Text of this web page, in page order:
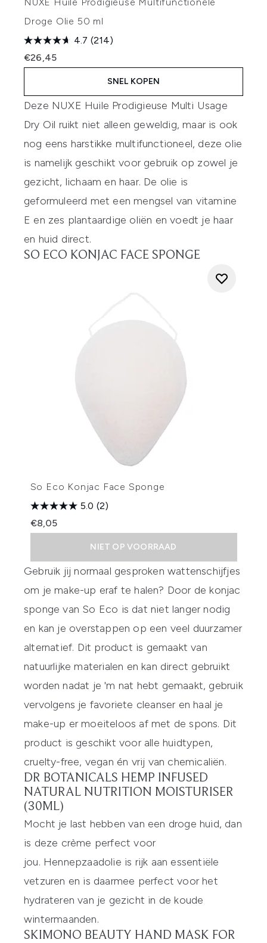
Droge Olie 50 ml
4.7 (214)
€26,45
SNEL KOPEN
Deze NUXE Huile Prodigieuse Multi Usage
Dry Oil ruikt niet alleen geweldig, maar is ook
nog eens harstikke multifunctioneel, deze olie
is namelijk geschikt voor gebruik op zowel je
gezicht, lichaam en haar. De olie is
geformuleerd met een mengsel van vitamine
E en zes plantaardige oliën en voedt je haar
en huid direct.
SO ECO KONJAC FACE SPONGE
So Eco Konjac Face Sponge
5.0 (2)
€8,05
NIET OP VOORRAAD
Gebruik jij normaal gesproken wattenschijfjes
om je make-up eraf te halen? Door de konjac
sponge van So Eco is dat niet langer nodig
en kan je overstappen op een veel duurzamer
alternatief. Dit product is gemaakt van
natuurlijke materialen en kan direct gebruikt
worden nadat je 'm nat hebt gemaakt, gebruik
vervolgens je favoriete cleanser en haal je
make-up er moeiteloos af met de spons. Dit
product is geschikt voor alle huidtypen,
cruelty-free, vegan én vrij van chemicaliën.
DR BOTANICALS HEMP INFUSED
NATURAL NUTRITION MOISTURISER
(30ML)
Mocht je last hebben van een droge huid, dan
is deze crème perfect voor
jou. Hennepzaadolie is rijk aan essentiële
vetzuren en is daarmee perfect voor het
hydrateren van je gezicht in de koude
wintermaanden.
SKIMONO BEAUTY HAND MASK FOR